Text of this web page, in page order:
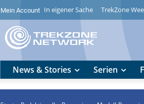
Mein Account In eigener Sache TrekZone
News & Stories Serien